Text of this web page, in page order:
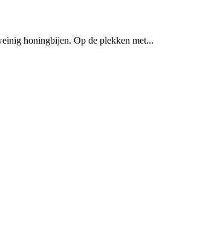
honingbijen. Op de plekken met...